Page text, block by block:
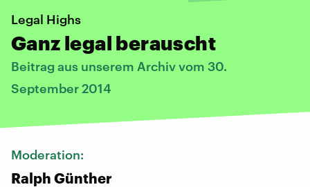
Legal Highs
Ganz legal berauscht
Beitrag aus unserem Archiv vom 30.
September 2014
Moderation:
Ralph Günther